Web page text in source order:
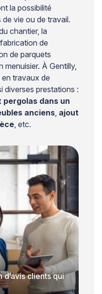
la possibilité
vie ou de travail.
chantier, la
de
de parquets
À Gentilly,
travaux de
diverses prestations :
dans un
anciens ajout
, etc.
clients qui